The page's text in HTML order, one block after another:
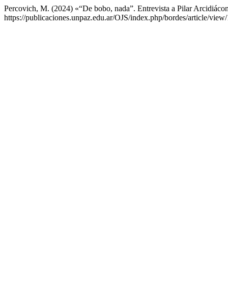
Percovich, M. (2024) «“De bobo, nada”. Entrevista a Pilar
https://publicaciones.unpaz.edu.ar/OJS/index.php/bordes/article/